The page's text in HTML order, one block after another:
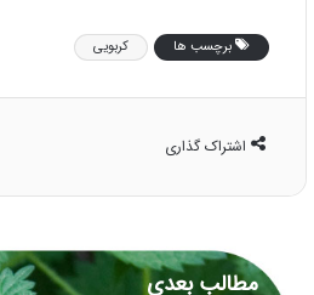
برچسب ها کربویی
اشتراک گذاری
مطالب بعدی